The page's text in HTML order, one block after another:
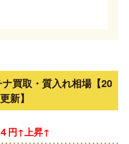
買取・質入れ相場【20
新】
円↑上昇↑